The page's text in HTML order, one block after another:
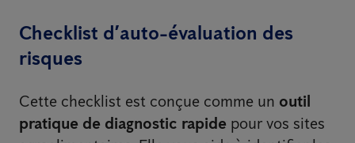
Checklist d’auto-évaluation des
risques
Cette checklist est conçue comme un outil
pratique de diagnostic rapide pour vos sites